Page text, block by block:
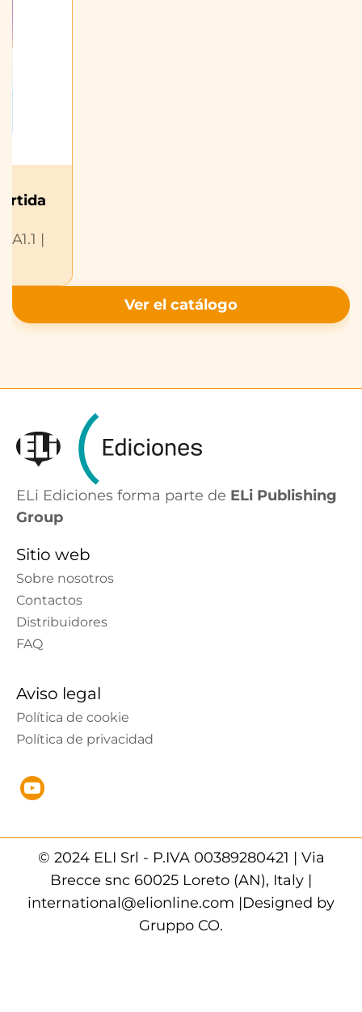
|
Ver el catálogo
ELi Ediciones forma parte de ELi Publishing
Group
Sitio web
Sobre nosotros
Contactos
Distribuidores
FAQ
Aviso legal
Política de cookie
Política de privacidad
© 2024 ELI Srl - P.IVA 00389280421 | Via
Brecce snc 60025 Loreto (AN), Italy |
international@elionline.com |Designed by
Gruppo CO.